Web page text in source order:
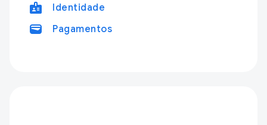
badge Identidade
wallet Pagamentos